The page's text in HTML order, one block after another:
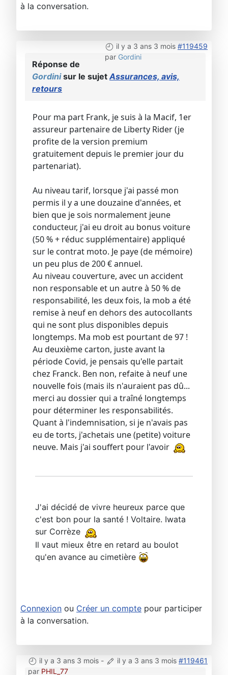
à la conversation.
il y a 3 ans 3 mois #119459
par Gordini
Réponse de
Gordinisur le sujetAssurances, avis,
retours
Pour ma part Frank, je suis à la Macif, 1er
assureur partenaire de Liberty Rider (je
profite de la version premium
gratuitement depuis le premier jour du
partenariat).
Au niveau tarif, lorsque j'ai passé mon
permis il y a une douzaine d'années, et
bien que je sois normalement jeune
conducteur, j'ai eu droit au bonus voiture
(50 % + réduc supplémentaire) appliqué
sur le contrat moto. Je paye (de mémoire)
un peu plus de 200 € annuel.
Au niveau couverture, avec un accident
non responsable et un autre à 50 % de
responsabilité, les deux fois, la mob a été
remise à neuf en dehors des autocollants
qui ne sont plus disponibles depuis
longtemps. Ma mob est pourtant de 97 !
Au deuxième carton, juste avant la
période Covid, je pensais qu'elle partait
chez Franck. Ben non, refaite à neuf une
nouvelle fois (mais ils n'auraient pas dû...
merci au dossier qui a traîné longtemps
pour déterminer les responsabilités.
Quant à l'indemnisation, si je n'avais pas
eu de torts, j'achetais une (petite) voiture
neuve. Mais j'ai souffert pour l'avoir
J'ai décidé de vivre heureux parce que
c'est bon pour la santé ! Voltaire. Iwata
sur Corrèze
Il vaut mieux être en retard au boulot
qu'en avance au cimetière
Connexion ou Créer un compte pour participer
à la conversation.
il y a 3 ans 3 mois - il y a 3 ans 3 mois #119461
par PHIL_77